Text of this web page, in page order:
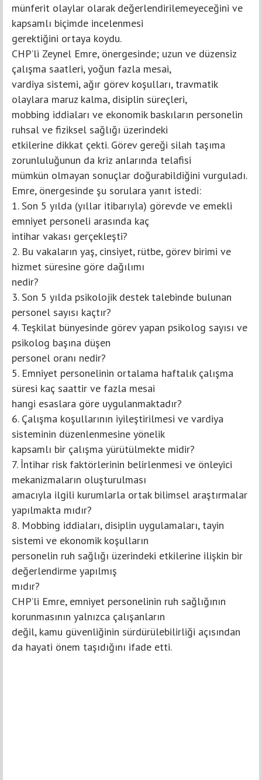
münferit olaylar olarak değerlendirilemeyeceğini ve
kapsamlı biçimde incelenmesi
gerektiğini ortaya koydu.
CHP’li Zeynel Emre, önergesinde; uzun ve düzensiz
çalışma saatleri, yoğun fazla mesai,
vardiya sistemi, ağır görev koşulları, travmatik
olaylara maruz kalma, disiplin süreçleri,
mobbing iddiaları ve ekonomik baskıların personelin
ruhsal ve fiziksel sağlığı üzerindeki
etkilerine dikkat çekti. Görev gereği silah taşıma
zorunluluğunun da kriz anlarında telafisi
mümkün olmayan sonuçlar doğurabildiğini vurguladı.
Emre, önergesinde şu sorulara yanıt istedi:
1. Son 5 yılda (yıllar itibarıyla) görevde ve emekli
emniyet personeli arasında kaç
intihar vakası gerçekleşti?
2. Bu vakaların yaş, cinsiyet, rütbe, görev birimi ve
hizmet süresine göre dağılımı
nedir?
3. Son 5 yılda psikolojik destek talebinde bulunan
personel sayısı kaçtır?
4. Teşkilat bünyesinde görev yapan psikolog sayısı ve
psikolog başına düşen
personel oranı nedir?
5. Emniyet personelinin ortalama haftalık çalışma
süresi kaç saattir ve fazla mesai
hangi esaslara göre uygulanmaktadır?
6. Çalışma koşullarının iyileştirilmesi ve vardiya
sisteminin düzenlenmesine yönelik
kapsamlı bir çalışma yürütülmekte midir?
7. İntihar risk faktörlerinin belirlenmesi ve önleyici
mekanizmaların oluşturulması
amacıyla ilgili kurumlarla ortak bilimsel araştırmalar
yapılmakta mıdır?
8. Mobbing iddiaları, disiplin uygulamaları, tayin
sistemi ve ekonomik koşulların
personelin ruh sağlığı üzerindeki etkilerine ilişkin bir
değerlendirme yapılmış
mıdır?
CHP’li Emre, emniyet personelinin ruh sağlığının
korunmasının yalnızca çalışanların
değil, kamu güvenliğinin sürdürülebilirliği açısından
da hayati önem taşıdığını ifade etti.